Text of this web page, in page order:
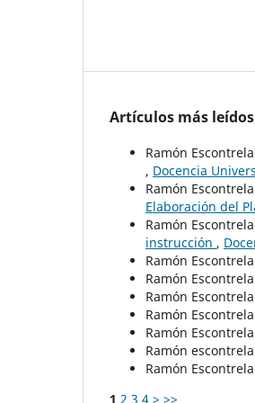
Artículos más
Ramón
, Docencia
Ramón
Elaboración del
Ramón
instrucción ,
Ramón
Ramón
Ramón
Ramón
Ramón
Ramón
Ramón
1 2 3 4 > >>